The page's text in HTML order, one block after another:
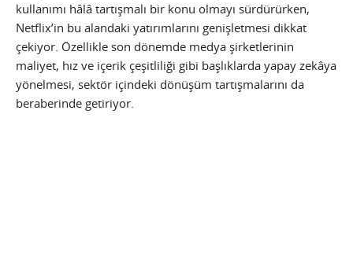
kullanımı hâlâ tartışmalı bir konu olmayı sürdürürken,
Netflix’in bu alandaki yatırımlarını genişletmesi dikkat
çekiyor. Özellikle son dönemde medya şirketlerinin
maliyet, hız ve içerik çeşitliliği gibi başlıklarda yapay zekâya
yönelmesi, sektör içindeki dönüşüm tartışmalarını da
beraberinde getiriyor.